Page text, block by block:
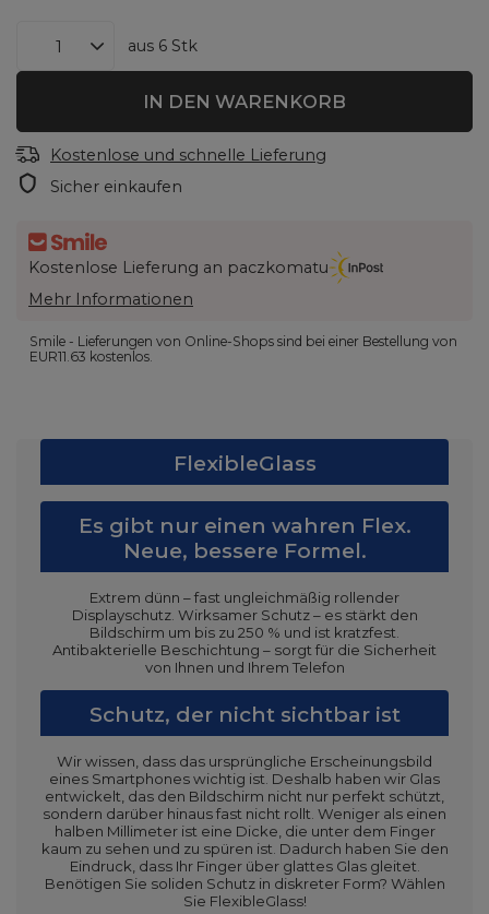
aus 6 Stk
IN DEN WARENKORB
Kostenlose und schnelle Lieferung
Sicher einkaufen
Kostenlose Lieferung an paczkomatu
Mehr Informationen
Smile - Lieferungen von Online-Shops sind bei einer Bestellung von
EUR11.63 kostenlos.
FlexibleGlass
Es gibt nur einen wahren Flex.
Neue, bessere Formel.
Extrem dünn – fast ungleichmäßig rollender
Displayschutz. Wirksamer Schutz – es stärkt den
Bildschirm um bis zu 250 % und ist kratzfest.
Antibakterielle Beschichtung – sorgt für die Sicherheit
von Ihnen und Ihrem Telefon
Schutz, der nicht sichtbar ist
Wir wissen, dass das ursprüngliche Erscheinungsbild
eines Smartphones wichtig ist. Deshalb haben wir Glas
entwickelt, das den Bildschirm nicht nur perfekt schützt,
sondern darüber hinaus fast nicht rollt. Weniger als einen
halben Millimeter ist eine Dicke, die unter dem Finger
kaum zu sehen und zu spüren ist. Dadurch haben Sie den
Eindruck, dass Ihr Finger über glattes Glas gleitet.
Benötigen Sie soliden Schutz in diskreter Form? Wählen
Sie FlexibleGlass!